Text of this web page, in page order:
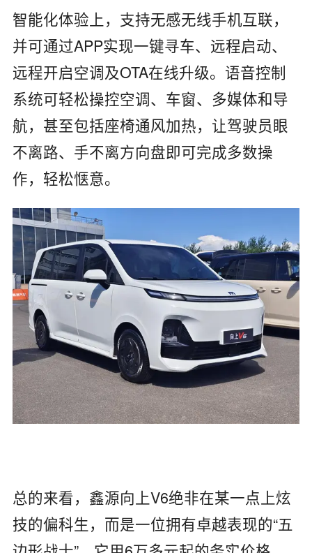
智能化体验上，支持‌无感无线手机互联‌，
并可通过APP实现‌一键寻车、远程启动、
远程开启空调‌及‌OTA在线升级‌。‌语音控制
系统‌可轻松操控空调、车窗、多媒体和导
航，甚至包括‌座椅通风加热‌，让驾驶员眼
不离路、手不离方向盘即可完成多数操
作，轻松惬意。
总的来看，鑫源向上V6绝非在某一点上炫
技的偏科生，而是一位拥有卓越表现的“五